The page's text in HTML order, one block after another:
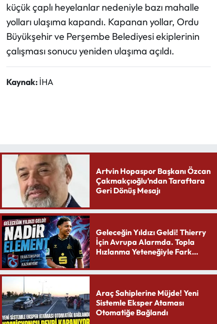
küçük çaplı heyelanlar nedeniyle bazı mahalle
yolları ulaşıma kapandı. Kapanan yollar, Ordu
Büyükşehir ve Perşembe Belediyesi ekiplerinin
çalışması sonucu yeniden ulaşıma açıldı.
Kaynak: İHA
Artvin Hopaspor Başkanı Özcan
Çakmakçıoğlu’ndan Taraftara
Geri Dönüş Mesajı
Geleceğin Yıldızı Geldi! Thierry
İçin Avrupa Alarmda. Topla
Hızlanma Yeteneğiyle Fark
Araç Sahiplerine Müjde! Yeni
Sistemle Eksper Ataması
Otomatiğe Bağlandı